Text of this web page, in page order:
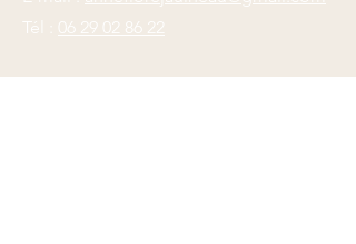
Tél : 06 29 02 86 22